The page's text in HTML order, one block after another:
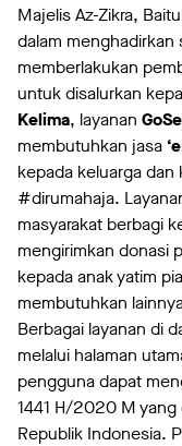
Majelis Az-Zikra,
dalam
memberlakukan
untuk disalurkan
Kelima, layanan
membutuhkan jasa
kepada keluarga dan
#dirumahaja.
masyarakat berbagi
mengirimkan donasi
kepada anak yatim
membutuhkan
Berbagai layanan di
melalui halaman
pengguna dapat
1441 H/2020 M yang
Republik Indonesia.